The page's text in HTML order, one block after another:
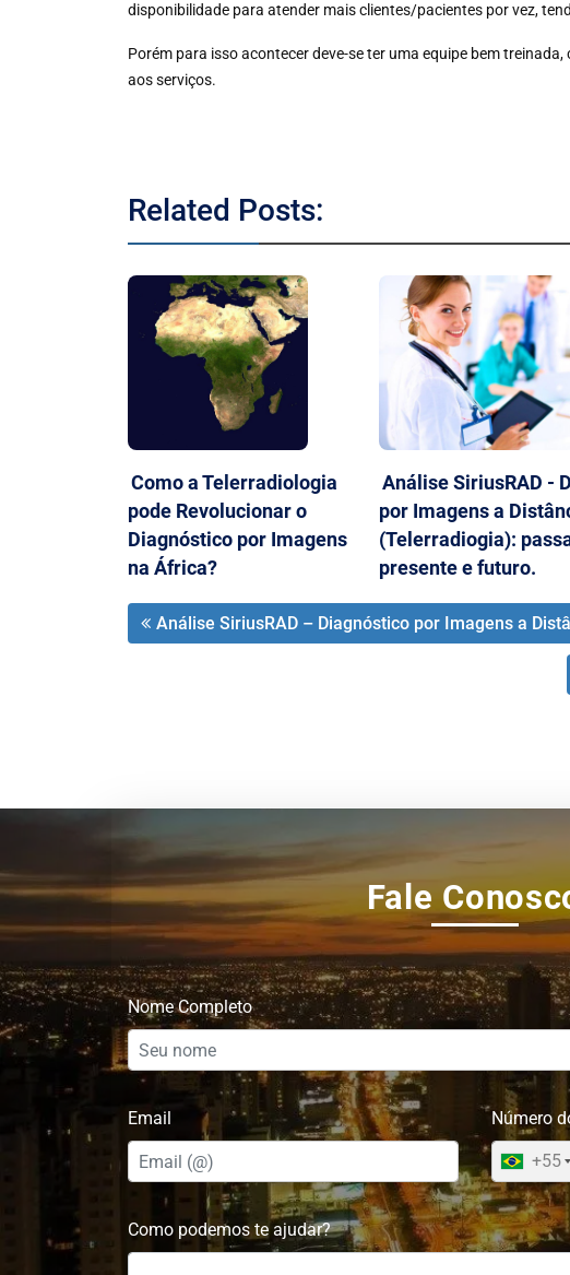
disponibilidade para atender mais clientes/pacientes por vez,
Porém para isso acontecer deve-se ter uma equipe bem
aos serviços.
Related Posts:
Como a Telerradiologia
pode Revolucionar o
Diagnóstico por Imagens
na África?
Análise SiriusRAD -
por Imagens a
(Telerradiogia):
presente e futuro.
Análise SiriusRAD – Diagnóstico por Imagens a
Fale
Nome Completo
Email Número
+55
Como podemos te ajudar?